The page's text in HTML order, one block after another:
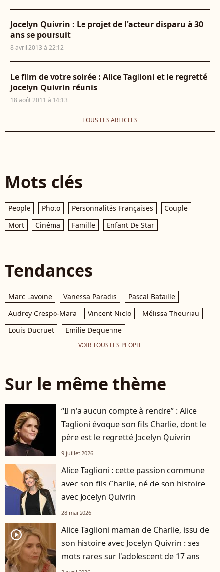
Jocelyn Quivrin : Le projet de l'acteur disparu à 30
ans se poursuit
8 avril 2013 à 22:12
Le film de votre soirée : Alice Taglioni et le regretté
Jocelyn Quivrin réunis
18 août 2011 à 14:13
TOUS LES ARTICLES
Mots clés
People Photo Personnalités Françaises
Couple
Mort
Cinéma Famille Enfant De Star
Tendances
Marc Lavoine Vanessa Paradis
Pascal Bataille
Audrey Crespo-Mara
Vincent Niclo
Mélissa Theuriau
Louis Ducruet
Emilie Dequenne
VOIR TOUS LES PEOPLE
Sur le même thème
“Il n'a aucun compte à rendre” : Alice
Taglioni évoque son fils Charlie, dont le
père est le regretté Jocelyn Quivrin
9 juillet 2026
Alice Taglioni : cette passion commune
avec son fils Charlie, né de son histoire
avec Jocelyn Quivrin
28 mai 2026
player2
Alice Taglioni maman de Charlie, issu de
son histoire avec Jocelyn Quivrin : ses
mots rares sur l'adolescent de 17 ans